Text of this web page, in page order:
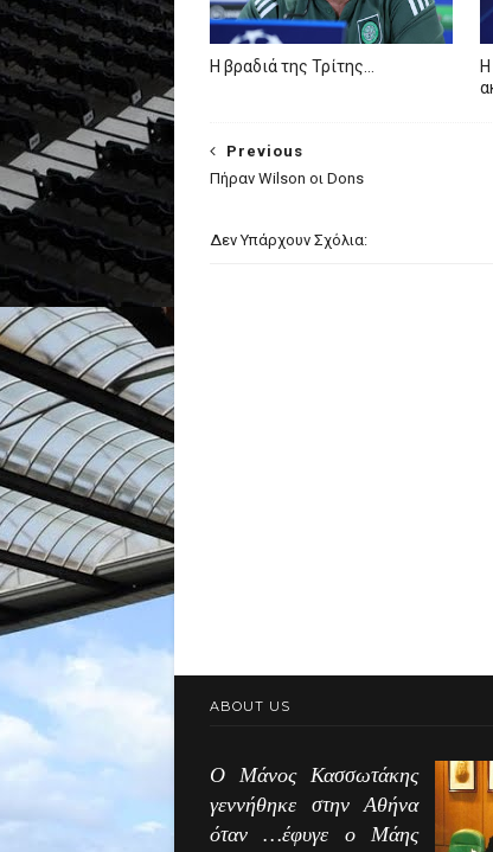
Η βραδιά της Τρίτης…
Previous
Πήραν Wilson oι Dons
Δεν Υπάρχουν Σχόλια:
ABOUT US
Ο Μάνος Κασσωτάκης
γεννήθηκε στην Αθήνα
όταν …έφυγε ο Μάης